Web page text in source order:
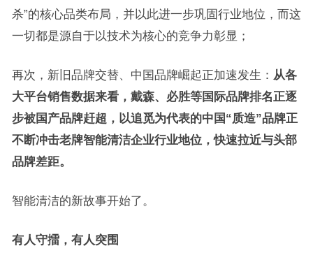
杀”的核心品类布局，并以此进一步巩固行业地位，而这
一切都是源自于以技术为核心的竞争力彰显；
再次，新旧品牌交替、中国品牌崛起正加速发生： 从各
大平台销售数据来看，戴森、必胜等国际品牌排名正逐
步被国产品牌赶超，以追觅为代表的中国“质造”品牌正
不断冲击老牌智能清洁企业行业地位，快速拉近与头部
品牌差距。
智能清洁的新故事开始了。
有人守擂，有人突围